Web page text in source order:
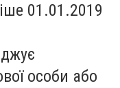
01.01.2019
особи або